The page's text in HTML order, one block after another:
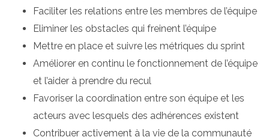
Faciliter les relations entre les membres de l’équipe
Eliminer les obstacles qui freinent l’équipe
Mettre en place et suivre les métriques du sprint
Améliorer en continu le fonctionnement de l’équipe
et l’aider à prendre du recul
Favoriser la coordination entre son équipe et les
acteurs avec lesquels des adhérences existent
Contribuer activement à la vie de la communauté